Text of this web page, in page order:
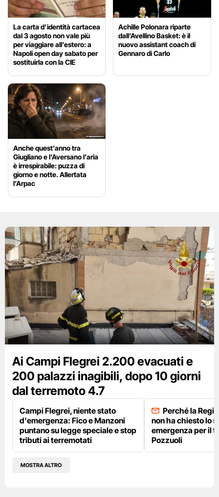
La carta d’identità cartacea
dal 3 agosto non vale più
per viaggiare all’estero: a
Napoli open day sabato per
sostituirla con la CIE
Achille Polonara riparte
dall’Avellino Basket: è il
nuovo assistant coach di
Gennaro di Carlo
Anche quest’anno tra
Giugliano e l’Aversano l’aria
è irrespirabile: puzza di
giorno e notte. Allertata
l’Arpac
Ai Campi Flegrei 2.200 evacuati e
200 palazzi inagibili, dopo 10 giorni
dal terremoto 4.7
Campi Flegrei, niente stato
d'emergenza: Fico e Manzoni
puntano su legge speciale e stop
tributi ai terremotati
Perché la
non ha chiesto lo
emergenza per il
Pozzuoli
MOSTRA ALTRO